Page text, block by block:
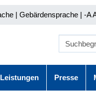
| Gebärdensprache | -A
Leistungen Presse